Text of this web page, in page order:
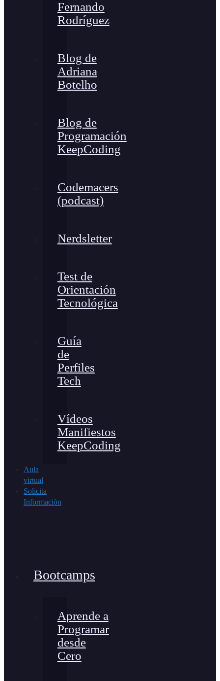
Fernando
Rodríguez
Blog de
Adriana
Botelho
Blog de
Programación
KeepCoding
Codemacers
(podcast)
Nerdsletter
Test de
Orientación
Tecnológica
Guía
de
Perfiles
Tech
Vídeos
Manifiestos
KeepCoding
Aula
virtual
Solicita
Información
Bootcamps
Aprende a
Programar
desde
Cero